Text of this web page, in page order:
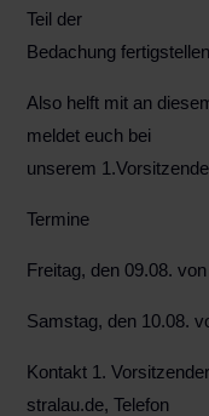
Teil der
Bedachung
Also helft mit an
meldet euch bei
unserem
Termine
Freitag, den 09.08.
Samstag, den 10.08.
Kontakt 1.
stralau.de, Telefon